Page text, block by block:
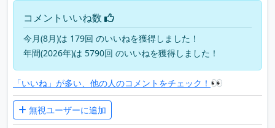
コメントいいね数
今月(8月)は 179回 のいいねを獲得しました！
年間(2026年)は 5790回 のいいねを獲得しました！
「いいね」が多い、他の人のコメントをチェック！ 👀
無視ユーザーに追加